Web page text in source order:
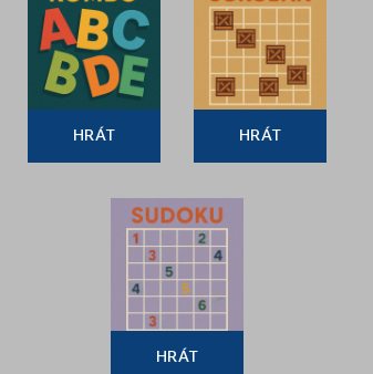
HRÁT HRÁT
HRÁT